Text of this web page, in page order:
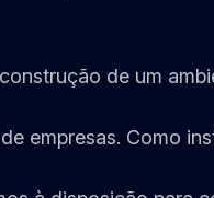
de um
empresas. Como